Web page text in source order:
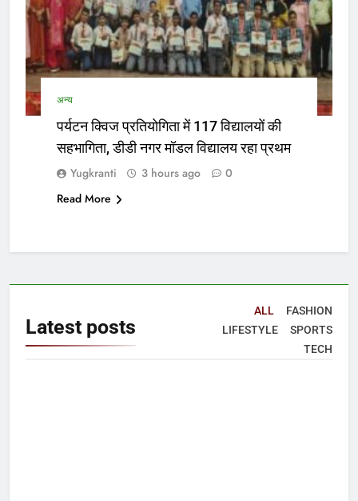
अन्य
पर्यटन क्विज प्रतियोगिता में 117 विद्यालयों की
सहभागिता, डीडी नगर मॉडल विद्यालय रहा प्रथम
Yugkranti 3 hours ago
0
Read More
Latest posts
ALL
FASHION
LIFESTYLE
SPORTS
TECH